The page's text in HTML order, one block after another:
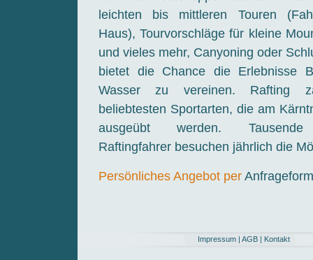
leichten bis mittleren Touren
Haus), Tourvorschläge für kleine
und vieles mehr, Canyoning oder
bietet die Chance die Erlebnisse
Wasser zu vereinen. Rafting
beliebtesten Sportarten, die am
ausgeübt werden. Tausende
Raftingfahrer besuchen jährlich die
Persönliches Angebot per
Impressum | AGB | Kontakt